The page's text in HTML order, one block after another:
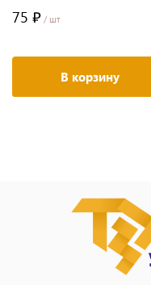
75 ₽ / шт
В корзину